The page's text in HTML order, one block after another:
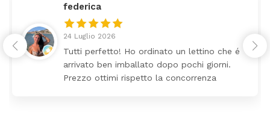
federica
24 Luglio 2026
Tutti perfetto! Ho ordinato un lettino che é
arrivato ben imballato dopo pochi giorni.
Prezzo ottimi rispetto la concorrenza